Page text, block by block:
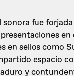
fue
en sellos como
espacio
y